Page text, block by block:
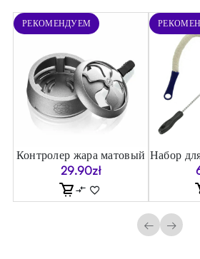
РЕКОМЕНДУЕМ
Контролер жара матовый
29.90zł
Набор
← →